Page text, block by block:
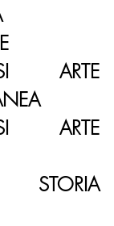
ARTE
ARTE
STORIA